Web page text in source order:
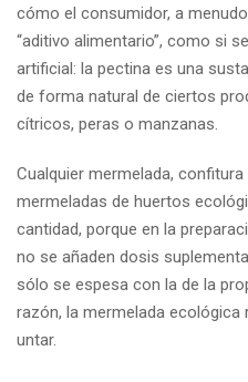
cómo el consumidor, a
“aditivo alimentario”, como si
artificial: la pectina es una
de forma natural de ciertos
cítricos, peras o manzanas.
Cualquier mermelada,
mermeladas de huertos
cantidad, porque en la
no se añaden dosis
sólo se espesa con la de la
razón, la mermelada ecológica
untar.